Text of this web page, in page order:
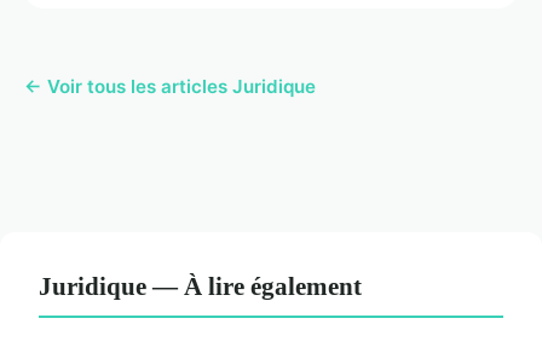
← Voir tous les articles Juridique
Juridique — À lire également